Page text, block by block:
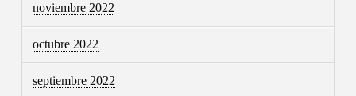
noviembre 2022
octubre 2022
septiembre 2022